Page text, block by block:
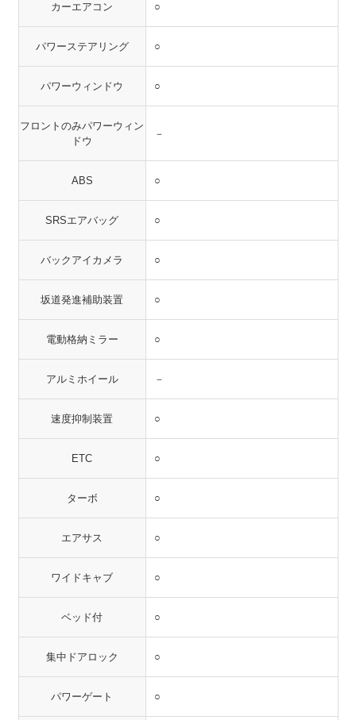
カーエアコン ○
パワーステアリング ○
パワーウィンドウ ○
フロントのみパワーウィン
ドウ
－
ABS ○
SRSエアバッグ ○
バックアイカメラ ○
坂道発進補助装置 ○
電動格納ミラー ○
アルミホイール －
速度抑制装置 ○
ETC ○
ターボ ○
エアサス ○
ワイドキャブ ○
ベッド付 ○
集中ドアロック ○
パワーゲート ○